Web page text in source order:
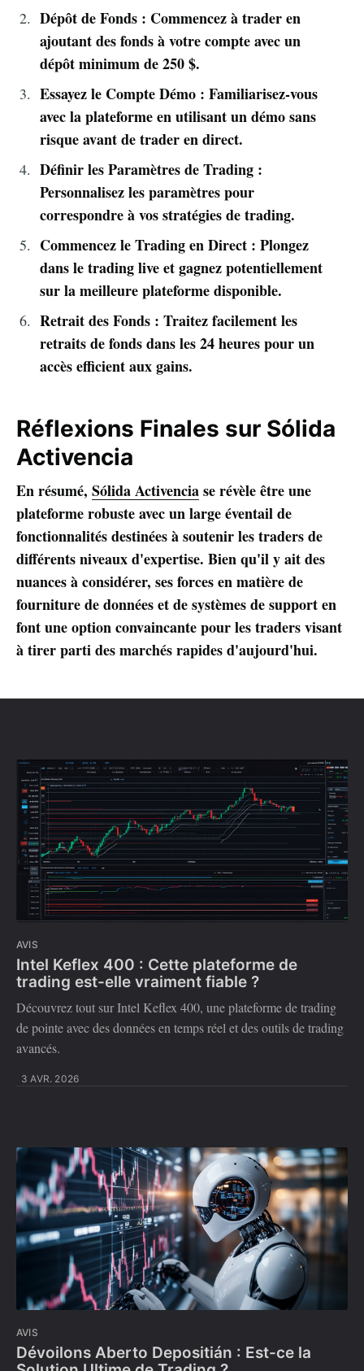
Dépôt de Fonds : Commencez à trader en
ajoutant des fonds à votre compte avec un
dépôt minimum de 250 $.
Essayez le Compte Démo : Familiarisez-vous
avec la plateforme en utilisant un démo sans
risque avant de trader en direct.
Définir les Paramètres de Trading :
Personnalisez les paramètres pour
correspondre à vos stratégies de trading.
Commencez le Trading en Direct : Plongez
dans le trading live et gagnez potentiellement
sur la meilleure plateforme disponible.
Retrait des Fonds : Traitez facilement les
retraits de fonds dans les 24 heures pour un
accès efficient aux gains.
Réflexions Finales sur Sólida
Activencia
En résumé, Sólida Activenciase révèle être une
plateforme robuste avec un large éventail de
fonctionnalités destinées à soutenir les traders de
différents niveaux d'expertise. Bien qu'il y ait des
nuances à considérer, ses forces en matière de
fourniture de données et de systèmes de support en
font une option convaincante pour les traders visant
à tirer parti des marchés rapides d'aujourd'hui.
AVIS
Intel Keflex 400 : Cette plateforme de
trading est-elle vraiment fiable ?
Découvrez tout sur Intel Keflex 400, une plateforme de trading
de pointe avec des données en temps réel et des outils de trading
avancés.
3 AVR. 2026
AVIS
Dévoilons Aberto Depositián : Est-ce la